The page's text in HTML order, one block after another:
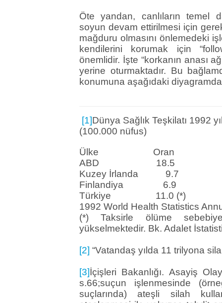
Öte yandan, canlıların temel
soyun devam ettirilmesi için
mağduru olmasını önlemedeki
kendilerini korumak için
önemlidir. İşte “korkanın anası
yerine oturmaktadır. Bu
konumuna aşağıdaki
[1]Dünya Sağlık Teşkilatı 1992
(100.000 nüfus)
Ülke Oran
ABD 18.5
Kuzey İrlanda 9.7
Finlandiya 6.9
Türkiye 11.0 (*)
1992 World Health Statistics
(*) Taksirle ölüme
yükselmektedir. Bk. Adalet
[2] “Vatandaş yılda 11 trilyona
[3]İçişleri Bakanlığı. Asayiş
s.66;suçun işlenmesinde
suçlarında) ateşli silah